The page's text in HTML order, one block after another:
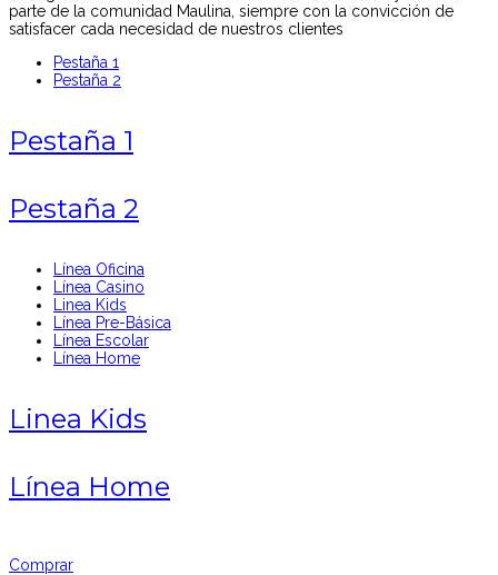
parte de la comunidad Maulina, siempre con la convicción de
satisfacer cada necesidad de nuestros clientes
Pestaña 1
Pestaña 2
Pestaña 1
Pestaña 2
Línea Oficina
Línea Casino
Linea Kids
Línea Pre-Básica
Línea Escolar
Línea Home
Linea Kids
Línea Home
Comprar